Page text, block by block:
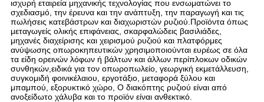
ισχυρή εταιρεία μηχανικής τεχνολογίας που ενσωματώνει το
σχεδιασμό, την έρευνα και την ανάπτυξη, την παραγωγή και τις
πωλήσεις κατεβάστρων και διαχωριστών ρυζιού.Προϊόντα όπως
μεταγωγείς ολικής επιφάνειας, σκαρφαλώδεις βασιλιάδες,
μηχανές διαχείρισης και χειρισμού ρυζιού και πλατφόρμες
ανύψωσης οπωροκηπευτικών χρησιμοποιούνται ευρέως σε όλα
τα είδη ορεινών λόφων ή βάλτων και άλλων περίπλοκων οδικών
συνθηκών,ειδικά για τον οπωροπωλείο, γεωργική εκμετάλλευση,
συγκομιδή φοινικέλαιου, εργοτάξιο, μεταφορά ξύλου και
μπαμπού, εξορυκτικό χώρο, Ο διακόπτης ρυζιού είναι από
ανοξείδωτο χάλυβα και το προϊόν είναι ανθεκτικό.